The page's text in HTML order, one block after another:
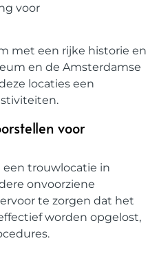
voor
met een rijke historie en
en de Amsterdamse
locaties een
voor
een trouwlocatie in
onvoorziene
te zorgen dat het
worden opgelost,